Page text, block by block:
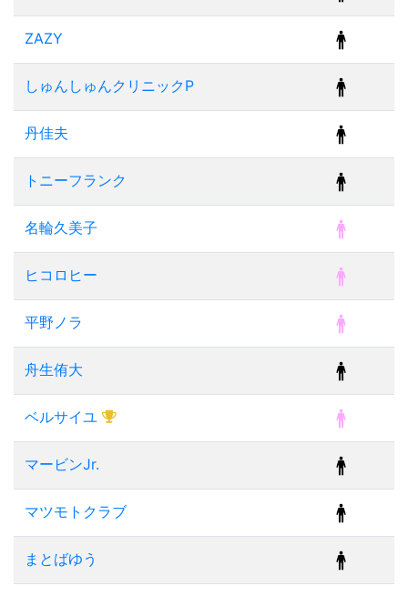
ZAZY
しゅんしゅんクリニックP
丹佳夫
トニーフランク
名輪久美子
ヒコロヒー
平野ノラ
舟生侑大
ベルサイユ
マービンJr.
マツモトクラブ
まとばゆう